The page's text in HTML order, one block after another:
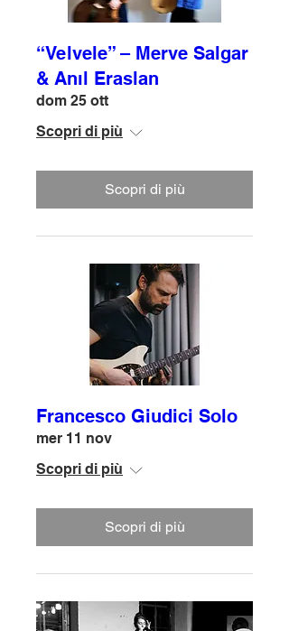
“Velvele” – Merve Salgar
& Anıl Eraslan
dom 25 ott
Scopri di più
Scopri di più
Francesco Giudici Solo
mer 11 nov
Scopri di più
Scopri di più